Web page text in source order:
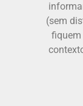
(sem